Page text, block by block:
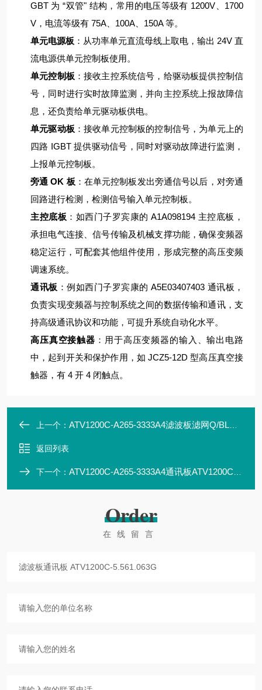
GBT 为 “双管" 结构，常用的电压等级有 1200V、1700
V，电流等级有 75A、100A、150A 等。
单元电源板 ：从功率单元直流母线上取电，输出 24V 直
流电源供单元控制板使用。
单元控制板 ：接收主控系统信号，给驱动板提供控制信
号，同时进行实时故障监测，并向主控系统上报故障信
息，还负责给单元驱动板供电。
单元驱动板 ：接收单元控制板的控制信号，为单元上的
四路 IGBT 提供驱动信号，同时对驱动故障进行监测，
上报单元控制板。
旁通 OK 板 ：在单元控制板发出旁通信号以后，对旁通
回路进行检测，检测信号输入单元控制板。
主控底板 ：如西门子罗宾康的 A1A098194 主控底板，
承担电气连接、信号传输及机械支撑功能，确保变频器
稳定运行，可配套其他组件使用，形成完整的高压变频
调速系统。
通讯板 ：例如西门子罗宾康的 A5E03407403 通讯板，
负责实现变频器与控制系统之间的数据传输和通讯，支
持高级通讯协议和功能，可提升系统自动化水平。
高压真空接触器 ：用于高压变频器的输入、输出电路
中，起到开关和保护作用，如 JCZ5-12D 型高压真空接
触器，有 4 开 4 闭触点。
上一个： ATV1200C-A265-3333A4滤波板滤网Q/BLH6.437.016
返回列表
下一个： ATV1200C-A265-3333A4通讯板ATV1200C-5.558.064G
Order
在线留言